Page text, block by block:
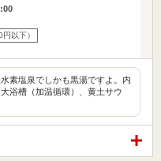
以下）
素塩泉でしかも黒湯ですよ。内
浴槽（加温循環）、黄土サウ